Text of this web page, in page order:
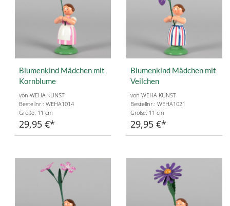
Blumenkind Mädchen mit
Kornblume
von WEHA KUNST
Bestellnr.: WEHA1014
Größe: 11 cm
29,95 €
Blumenkind Mädchen mit
Veilchen
von WEHA KUNST
Bestellnr.: WEHA1021
Größe: 11 cm
29,95 €